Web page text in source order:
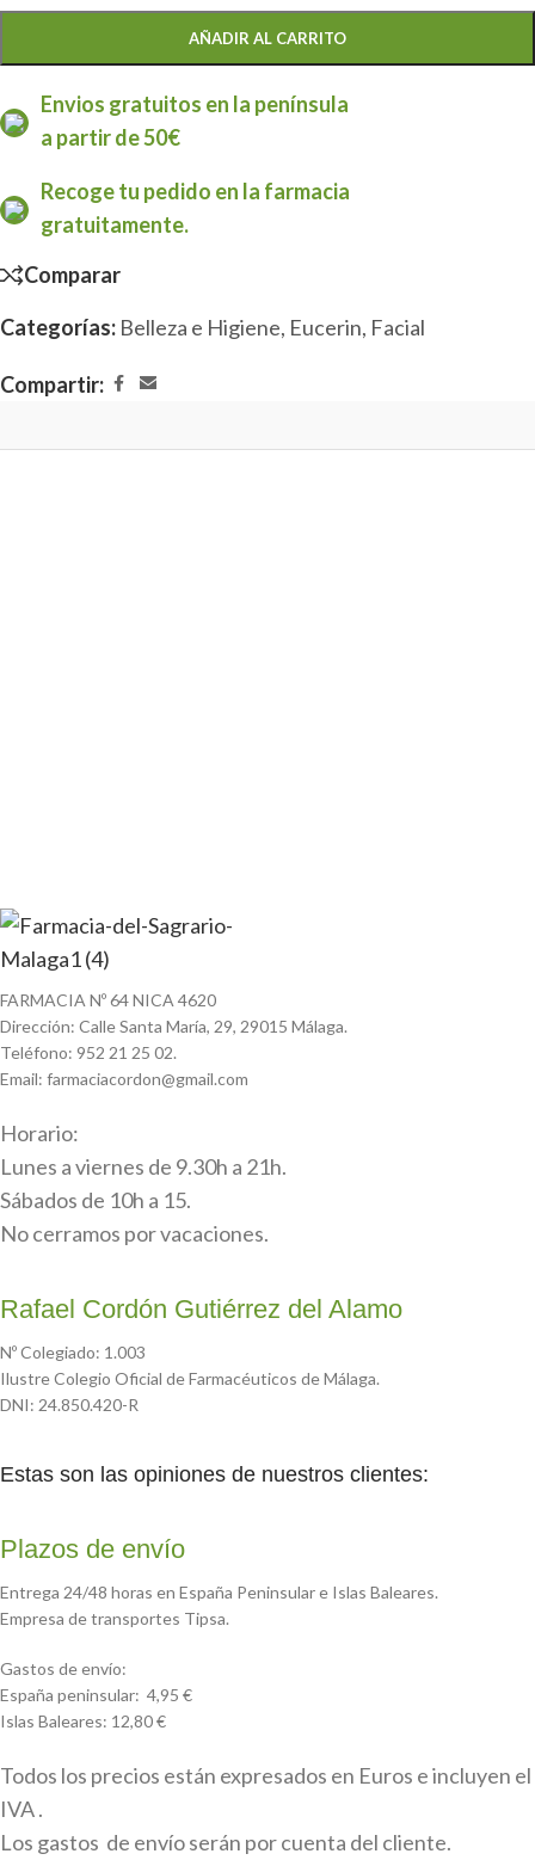
AÑADIR AL CARRITO
Envios gratuitos en la península
a partir de 50€
Recoge tu pedido en la farmacia
gratuitamente.
Comparar
Categorías: Belleza e Higiene, Eucerin, Facial
Compartir:
FARMACIA Nº 64 NICA 4620
Dirección: Calle Santa María, 29, 29015 Málaga.
Teléfono: 952 21 25 02.
Email: farmaciacordon@gmail.com
Horario:
Lunes a viernes de 9.30h a 21h.
Sábados de 10h a 15.
No cerramos por vacaciones.
Rafael Cordón Gutiérrez del Alamo
Nº Colegiado: 1.003
Ilustre Colegio Oficial de Farmacéuticos de Málaga.
DNI: 24.850.420-R
Estas son las opiniones de nuestros clientes:
Plazos de envío
Entrega 24/48 horas en España Peninsular e Islas Baleares.
Empresa de transportes Tipsa.
Gastos de envío:
España peninsular: 4,95 €
Islas Baleares: 12,80 €
Todos los precios están expresados en Euros e incluyen el
IVA .
Los gastos de envío serán por cuenta del cliente.